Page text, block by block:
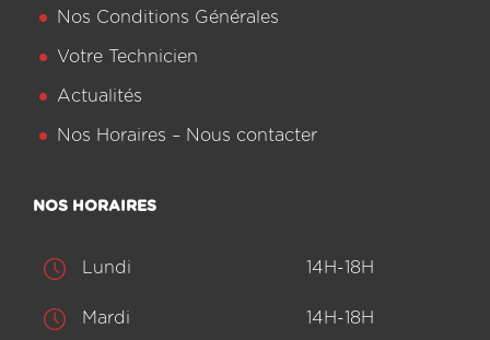
Nos Conditions Générales
Votre Technicien
Actualités
Nos Horaires – Nous contacter
NOS HORAIRES
Lundi 14H-18H
Mardi 14H-18H